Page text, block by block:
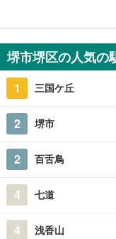
堺市堺区の人気の
1 三国ケ丘
2 堺市
2 百舌鳥
4 七道
4 浅香山